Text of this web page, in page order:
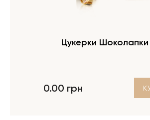
Цукерки Шоколапки
0.00 грн